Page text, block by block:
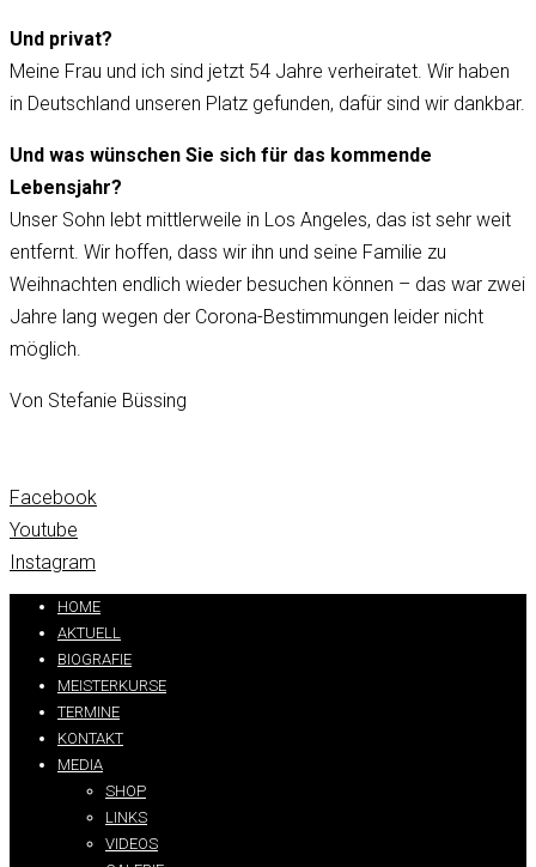
Und privat?
Meine Frau und ich sind jetzt 54 Jahre verheiratet. Wir haben
in Deutschland unseren Platz gefunden, dafür sind wir dankbar.
Und was wünschen Sie sich für das kommende
Lebensjahr?
Unser Sohn lebt mittlerweile in Los Angeles, das ist sehr weit
entfernt. Wir hoffen, dass wir ihn und seine Familie zu
Weihnachten endlich wieder besuchen können – das war zwei
Jahre lang wegen der Corona-Bestimmungen leider nicht
möglich.
Von Stefanie Büssing
Facebook
Youtube
Instagram
HOME
AKTUELL
BIOGRAFIE
MEISTERKURSE
TERMINE
KONTAKT
MEDIA
SHOP
LINKS
VIDEOS